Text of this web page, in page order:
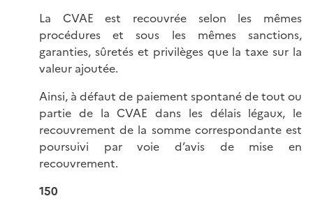
La CVAE est recouvrée selon les mêmes
procédures et sous les mêmes sanctions,
garanties, sûretés et privilèges que la taxe sur la
valeur ajoutée.
Ainsi, à défaut de paiement spontané de tout ou
partie de la CVAE dans les délais légaux, le
recouvrement de la somme correspondante est
poursuivi par voie d’avis de mise en
recouvrement.
150